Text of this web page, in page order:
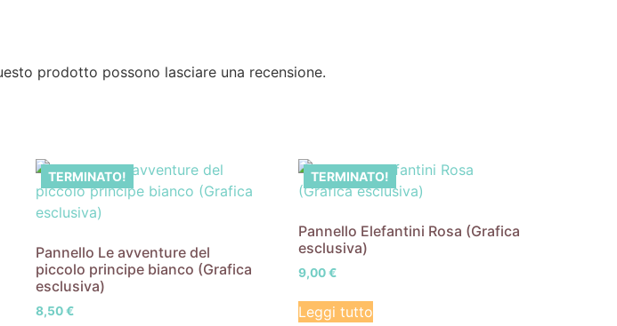
prodotto possono lasciare una recensione.
TERMINATO!
Pannello Le avventure del
piccolo principe bianco (Grafica
esclusiva)
8,50€
TERMINATO!
Pannello Elefantini Rosa (Grafica
esclusiva)
9,00€
Leggi tutto